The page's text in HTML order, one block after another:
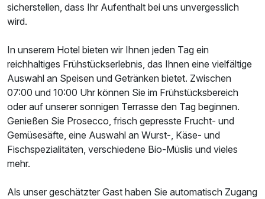
sicherstellen, dass Ihr Aufenthalt bei uns unvergesslich
wird.
In unserem Hotel bieten wir Ihnen jeden Tag ein
reichhaltiges Frühstückserlebnis, das Ihnen eine vielfältige
Auswahl an Speisen und Getränken bietet. Zwischen
07:00 und 10:00 Uhr können Sie im Frühstücksbereich
oder auf unserer sonnigen Terrasse den Tag beginnen.
Genießen Sie Prosecco, frisch gepresste Frucht- und
Gemüsesäfte, eine Auswahl an Wurst-, Käse- und
Fischspezialitäten, verschiedene Bio-Müslis und vieles
mehr.
Als unser geschätzter Gast haben Sie automatisch Zugang